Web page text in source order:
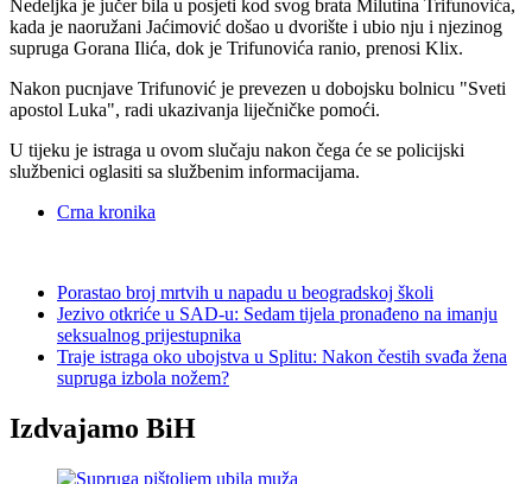
Nedeljka je jučer bila u posjeti kod svog brata Milutina Trifunovića,
kada je naoružani Jaćimović došao u dvorište i ubio nju i njezinog
supruga Gorana Ilića, dok je Trifunovića ranio, prenosi Klix.
Nakon pucnjave Trifunović je prevezen u dobojsku bolnicu "Sveti
apostol Luka", radi ukazivanja liječničke pomoći.
U tijeku je istraga u ovom slučaju nakon čega će se policijski
službenici oglasiti sa službenim informacijama.
Crna kronika
Porastao broj mrtvih u napadu u beogradskoj školi
Jezivo otkriće u SAD-u: Sedam tijela pronađeno na imanju
seksualnog prijestupnika
Traje istraga oko ubojstva u Splitu: Nakon čestih svađa žena
supruga izbola nožem?
Izdvajamo BiH